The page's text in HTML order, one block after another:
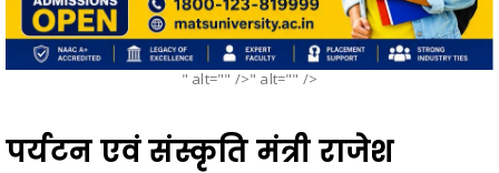
" alt="" />" alt="" />
पर्यटन एवं संस्कृति मंत्री राजेश